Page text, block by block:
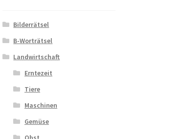
Bilderrätsel
B-Worträtsel
Landwirtschaft
Erntezeit
Tiere
Maschinen
Gemüse